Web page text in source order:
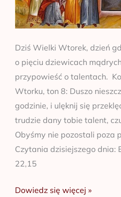
Dziś Wielki Wtorek, dzień
o pięciu dziewicach
przypowieść o talentach.
Wtorku, ton 8: Duszo
godzinie, i ulęknij się
trudzie dany tobie talent,
Obyśmy nie pozostali poza
Czytania dzisiejszego dnia:
22,15
Dowiedz się więcej »